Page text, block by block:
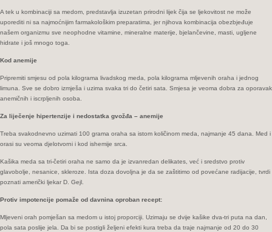
A tek u kombinaciji sa medom, predstavlja izuzetan prirodni lijek čija se ljekovitost ne može
uporediti ni sa najmoćnijim farmakološkim preparatima, jer njihova kombinacija obezbjeđuje
našem organizmu sve neophodne vitamine, mineralne materije, bjelančevine, masti, ugljene
hidrate i još mnogo toga.
Kod anemije
Pripremiti smjesu od pola kilograma livadskog meda, pola kilograma mljevenih oraha i jednog
limuna. Sve se dobro izmješa i uzima svaka tri do četiri sata. Smjesa je veoma dobra za oporavak
anemičnih i iscrpljenih osoba.
Za liječenje hipertenzije i nedostatka gvožđa – anemije
Treba svakodnevno uzimati 100 grama oraha sa istom količinom meda, najmanje 45 dana. Med i
orasi su veoma djelotvorni i kod ishemije srca.
Kašika meda sa tri-četiri oraha ne samo da je izvanredan delikates, već i sredstvo protiv
glavobolje, nesanice, skleroze. Ista doza dovoljna je da se zaštitimo od povećane radijacije, tvrdi
poznati američki ljekar D. Gejl.
Protiv impotencije pomaže od davnina oproban recept:
Mljeveni orah pomješan sa medom u istoj proporciji. Uzimaju se dvije kašike dva-tri puta na dan,
pola sata poslije jela. Da bi se postigli željeni efekti kura treba da traje najmanje od 20 do 30